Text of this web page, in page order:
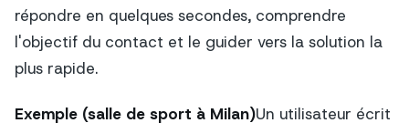
répondre en quelques secondes, comprendre
l'objectif du contact et le guider vers la solution la
plus rapide.
Exemple (salle de sport à Milan)Un utilisateur écrit